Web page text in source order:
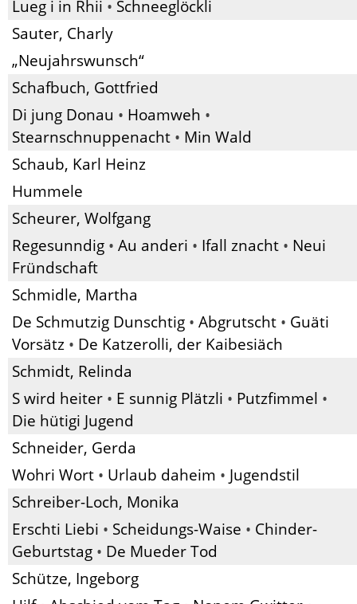
Lueg i in Rhii • Schneeglöckli
Sauter, Charly
„Neujahrswunsch“
Schafbuch, Gottfried
Di jung Donau • Hoamweh •
Stearnschnuppenacht • Min Wald
Schaub, Karl Heinz
Hummele
Scheurer, Wolfgang
Regesunndig • Au anderi • Ifall znacht • Neui
Fründschaft
Schmidle, Martha
De Schmutzig Dunschtig • Abgrutscht • Guäti
Vorsätz • De Katzerolli, der Kaibesiäch
Schmidt, Relinda
S wird heiter • E sunnig Plätzli • Putzfimmel •
Die hütigi Jugend
Schneider, Gerda
Wohri Wort • Urlaub daheim • Jugendstil
Schreiber-Loch, Monika
Erschti Liebi • Scheidungs-Waise • Chinder-
Geburtstag • De Mueder Tod
Schütze, Ingeborg